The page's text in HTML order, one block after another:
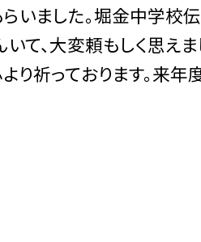
いました。堀金中学校
て、大変頼もしく思え
り祈っております。来